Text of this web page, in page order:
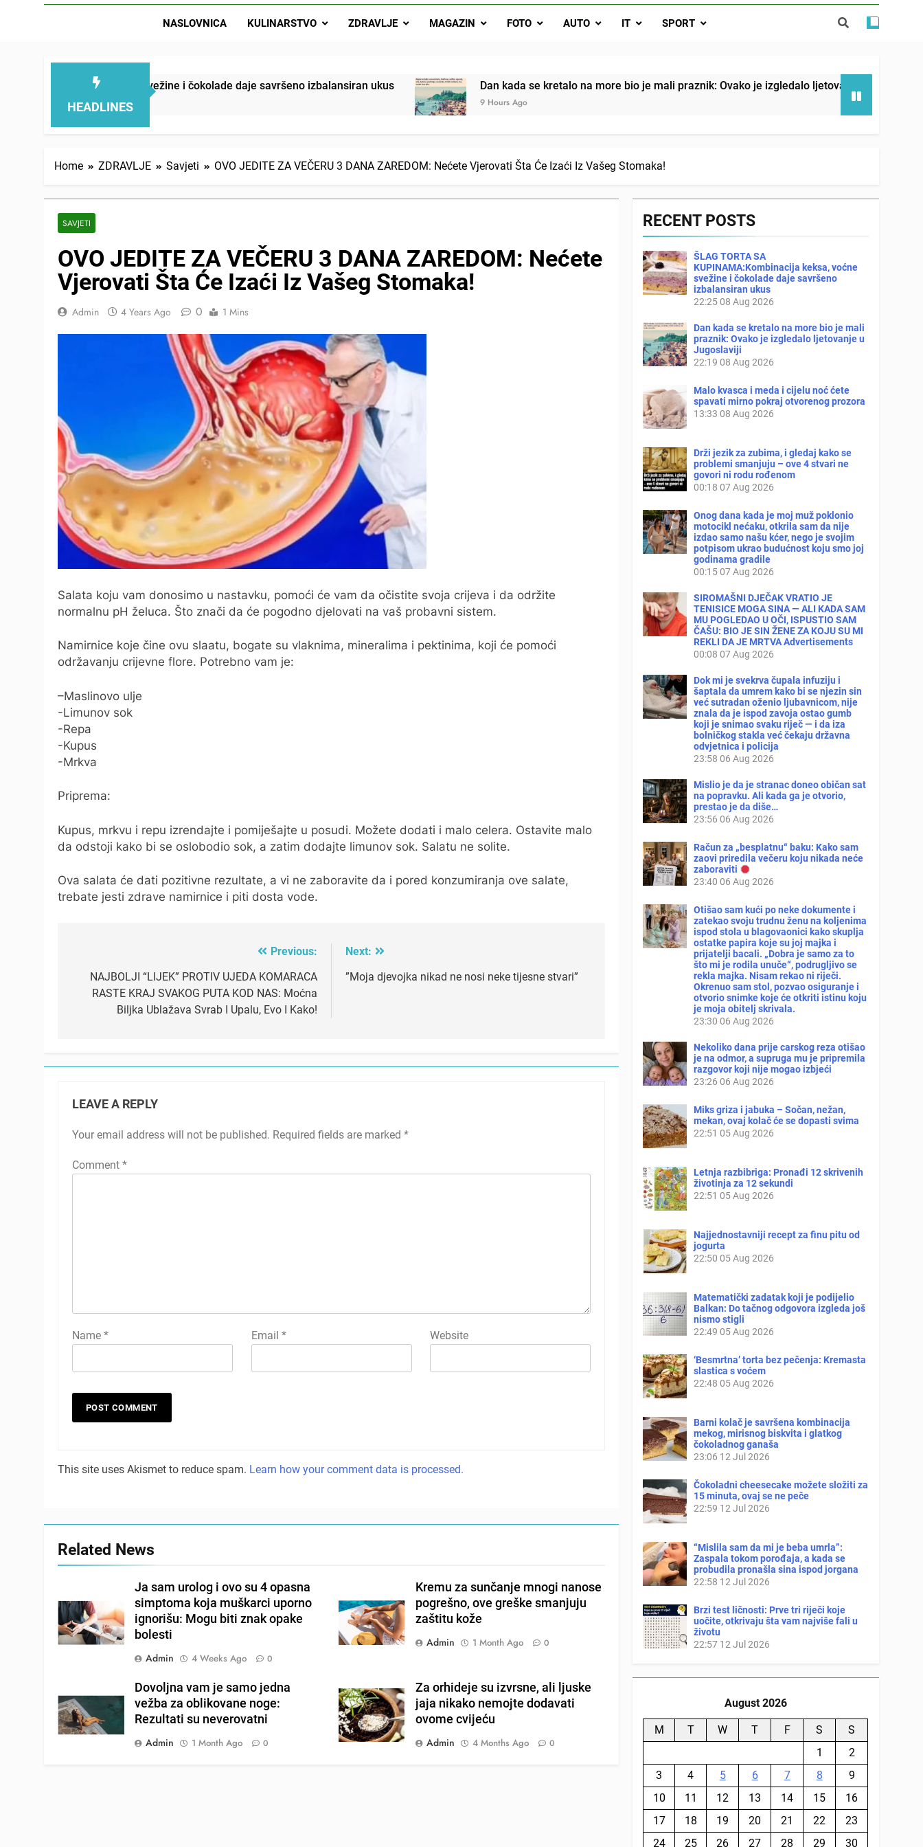
Dan kada se kretalo na more bio je mali praznik: Ovako je izgledalo ljetovanje u Jugoslaviji
Drži jezik za zubima, i gledaj kako se problemi smanjuju – ove 4 stvari ne govori ni rodu rođenom
NASLOVNICA KULINARSTVO ZDRAVLJE MAGAZIN FOTO AUTO IT SPORT
HEADLINES
voćne svežine i čokolade daje savršeno izbalansiran ukus Dan kada se kretalo na more bio je mali praznik: Ovako je izgledalo ljetovanje u Jugoslaviji
9 Hours Ago
Home ZDRAVLJE Savjeti OVO JEDITE ZA VEČERU 3 DANA ZAREDOM: Nećete Vjerovati Šta Će Izaći Iz Vašeg Stomaka!
SAVJETI
OVO JEDITE ZA VEČERU 3 DANA ZAREDOM: Nećete
Vjerovati Šta Će Izaći Iz Vašeg Stomaka!
Admin 4 Years Ago 0 1 Mins
Salata koju vam donosimo u nastavku, pomoći će vam da očistite svoja crijeva i da održite
normalnu pH želuca. Što znači da će pogodno djelovati na vaš probavni sistem.
Namirnice koje čine ovu slaatu, bogate su vlaknima, mineralima i pektinima, koji će pomoći
održavanju crijevne flore. Potrebno vam je:
–Maslinovo ulje
-Limunov sok
-Repa
-Kupus
-Mrkva
Priprema:
Kupus, mrkvu i repu izrendajte i pomiješajte u posudi. Možete dodati i malo celera. Ostavite malo
da odstoji kako bi se oslobodio sok, a zatim dodajte limunov sok. Salatu ne solite.
Ova salata će dati pozitivne rezultate, a vi ne zaboravite da i pored konzumiranja ove salate,
trebate jesti zdrave namirnice i piti dosta vode.
navigation
Previous:
NAJBOLJI “LIJEK” PROTIV UJEDA KOMARACA
RASTE KRAJ SVAKOG PUTA KOD NAS: Moćna
Biljka Ublažava Svrab I Upalu, Evo I Kako!
Next:
”Moja djevojka nikad ne nosi neke tijesne stvari”
LEAVE A REPLY
Your email address will not be published. Required fields are marked *
Comment *
Name * Email * Website
This site uses Akismet to reduce spam. Learn how your comment data is processed.
Related News
Ja sam urolog i ovo su 4 opasna
simptoma koja muškarci uporno
ignorišu: Mogu biti znak opake
bolesti
Admin
4 Weeks Ago 0
Kremu za sunčanje mnogi nanose
pogrešno, ove greške smanjuju
zaštitu kože
Admin
1 Month Ago 0
Dovoljna vam je samo jedna
vežba za oblikovane noge:
Rezultati su neverovatni
Admin
1 Month Ago 0
Za orhideje su izvrsne, ali ljuske
jaja nikako nemojte dodavati
ovome cvijeću
Admin
4 Months Ago 0
RECENT POSTS
ŠLAG TORTA SA
KUPINAMA:Kombinacija keksa, voćne
svežine i čokolade daje savršeno
izbalansiran ukus
22:25 08 Aug 2026
Dan kada se kretalo na more bio je mali
praznik: Ovako je izgledalo ljetovanje u
Jugoslaviji
22:19 08 Aug 2026
Malo kvasca i meda i cijelu noć ćete
spavati mirno pokraj otvorenog prozora
13:33 08 Aug 2026
Drži jezik za zubima, i gledaj kako se
problemi smanjuju – ove 4 stvari ne
govori ni rodu rođenom
00:18 07 Aug 2026
Onog dana kada je moj muž poklonio
motocikl nećaku, otkrila sam da nije
izdao samo našu kćer, nego je svojim
potpisom ukrao budućnost koju smo joj
godinama gradile
00:15 07 Aug 2026
SIROMAŠNI DJEČAK VRATIO JE
TENISICE MOGA SINA — ALI KADA SAM
MU POGLEDAO U OČI, ISPUSTIO SAM
ČAŠU: BIO JE SIN ŽENE ZA KOJU SU MI
REKLI DA JE MRTVA Advertisements
00:08 07 Aug 2026
Dok mi je svekrva čupala infuziju i
šaptala da umrem kako bi se njezin sin
već sutradan oženio ljubavnicom, nije
znala da je ispod zavoja ostao gumb
koji je snimao svaku riječ — i da iza
bolničkog stakla već čekaju državna
odvjetnica i policija
23:58 06 Aug 2026
Mislio je da je stranac doneo običan sat
na popravku. Ali kada ga je otvorio,
prestao je da diše…
23:56 06 Aug 2026
Račun za „besplatnu“ baku: Kako sam
zaovi priredila večeru koju nikada neće
zaboraviti
23:40 06 Aug 2026
Otišao sam kući po neke dokumente i
zatekao svoju trudnu ženu na koljenima
ispod stola u blagovaonici kako skuplja
ostatke papira koje su joj majka i
prijatelji bacali. „Dobra je samo za to
što mi je rodila unuče“, podrugljivo se
rekla majka. Nisam rekao ni riječi.
Okrenuo sam stol, pozvao osiguranje i
otvorio snimke koje će otkriti istinu koju
je moja obitelj skrivala.
23:30 06 Aug 2026
Nekoliko dana prije carskog reza otišao
je na odmor, a supruga mu je pripremila
razgovor koji nije mogao izbjeći
23:26 06 Aug 2026
Miks griza i jabuka – Sočan, nežan,
mekan, ovaj kolač će se dopasti svima
22:51 05 Aug 2026
Letnja razbibriga: Pronađi 12 skrivenih
životinja za 12 sekundi
22:51 05 Aug 2026
Najjednostavniji recept za finu pitu od
jogurta
22:50 05 Aug 2026
Matematički zadatak koji je podijelio
Balkan: Do tačnog odgovora izgleda još
nismo stigli
22:49 05 Aug 2026
‘Besmrtna’ torta bez pečenja: Kremasta
slastica s voćem
22:48 05 Aug 2026
Barni kolač je savršena kombinacija
mekog, mirisnog biskvita i glatkog
čokoladnog ganaša
23:06 12 Jul 2026
Čokoladni cheesecake možete složiti za
15 minuta, ovaj se ne peče
22:59 12 Jul 2026
“Mislila sam da mi je beba umrla”:
Zaspala tokom porođaja, a kada se
probudila pronašla sina ispod jorgana
22:58 12 Jul 2026
Brzi test ličnosti: Prve tri riječi koje
uočite, otkrivaju šta vam najviše fali u
životu
22:57 12 Jul 2026
August 2026
M T W T F S
S
1
2
3
4 5 6 7 8
9
10
11 12 13 14 15
16
17
18 19 20 21 22
23
24
25 26 27 28 29 30